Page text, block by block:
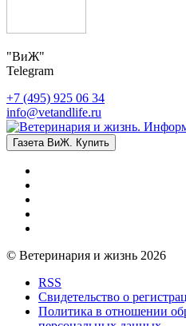
"ВиЖ"
Telegram
+7 (495) 925 06 34
info@vetandlife.ru
Газета ВиЖ. Купить
© Ветеринария и жизнь 2026
RSS
Свидетельство о
Политика в отношении